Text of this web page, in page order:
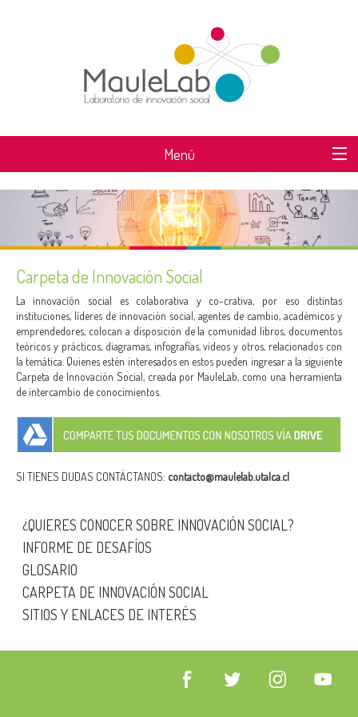
Menú
SOBRE MAULELAB
DESAFÍOS MAULELAB
SABER MÁS
NOTICIAS
CALENDARIO
Carpeta de Innovación Social
La innovación social es colaborativa y co-crativa, por eso distintas
instituciones, líderes de innovación social, agentes de cambio, académicos y
emprendedores, colocan a disposición de la comunidad libros, documentos
teóricos y prácticos, diagramas, infografías, videos y otros, relacionados con
la temática. Quienes estén interesados en estos pueden ingresar a la siguiente
Carpeta de Innovación Social, creada por MauleLab, como una herramienta
de intercambio de conocimientos.
SI TIENES DUDAS CONTÁCTANOS: contacto@maulelab.utalca.cl
¿QUIERES CONOCER SOBRE INNOVACIÓN SOCIAL?
INFORME DE DESAFÍOS
GLOSARIO
CARPETA DE INNOVACIÓN SOCIAL
SITIOS Y ENLACES DE INTERÉS